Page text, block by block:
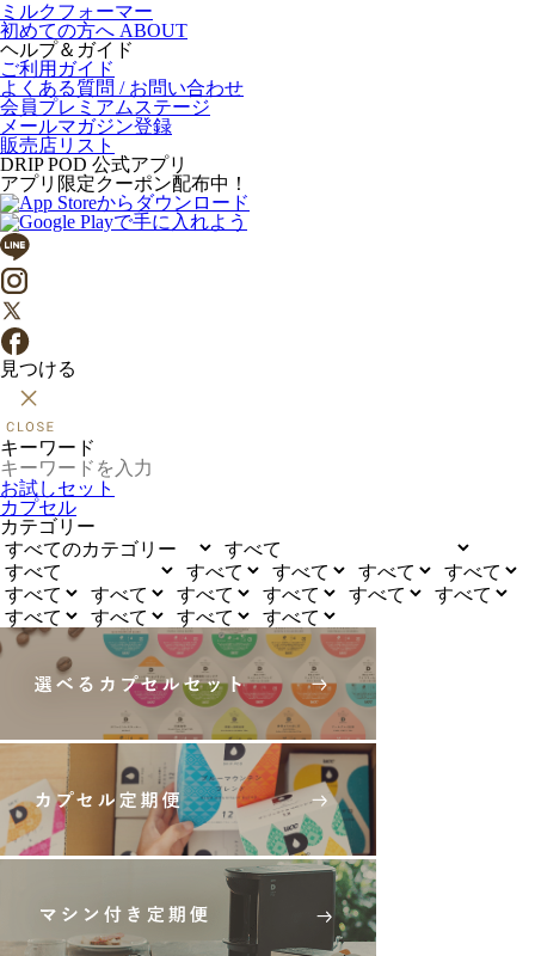
ミルクフォーマー
初めての方へ ABOUT
ヘルプ＆ガイド
ご利用ガイド
よくある質問 / お問い合わせ
会員プレミアムステージ
メールマガジン登録
販売店リスト
DRIP POD 公式アプリ
アプリ限定クーポン配布中！
見つける
キーワード
お試しセット
カプセル
カテゴリー